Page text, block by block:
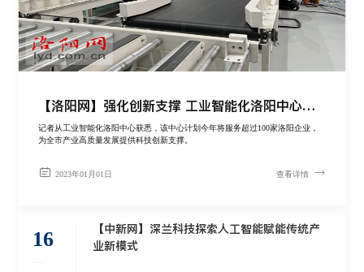
【洛阳网】强化创新支撑 工业智能化洛阳中心今年将服务本地企业超百家
记者从工业智能化洛阳中心获悉，该中心计划今年将服务超过100家洛阳企业，
为全市产业高质量发展提供科技创新支撑。
2023年01月01日 查看详情
16
【中新网】深兰科技探索人工智能赋能传统产
业新模式